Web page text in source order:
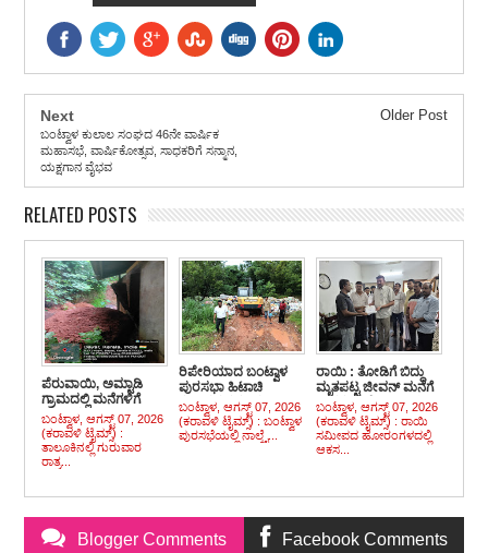
Next
ಬಂಟ್ವಾಳ ಕುಲಾಲ ಸಂಘದ 46ನೇ ವಾರ್ಷಿಕ
ಮಹಾಸಭೆ, ವಾರ್ಷಿಕೋತ್ಸವ, ಸಾಧಕರಿಗೆ ಸನ್ಮಾನ,
ಯಕ್ಷಗಾನ ವೈಭವ
Older Post
RELATED POSTS
ಪೆರುವಾಯಿ, ಅಮ್ಟಾಡಿ
ಗ್ರಾಮದಲ್ಲಿ ಮನೆಗಳಿಗೆ
ಹಾನಿ, ನಷ್ಟ
ಬಂಟ್ವಾಳ, ಆಗಸ್ಟ್ 07, 2026
(ಕರಾವಳಿ ಟೈಮ್ಸ್) :
ತಾಲೂಕಿನಲ್ಲಿ ಗುರುವಾರ
ರಾತ್ರ...
ರಿಪೇರಿಯಾದ ಬಂಟ್ವಾಳ
ಪುರಸಭಾ ಹಿಟಾಚಿ
ಕಂಚಿನಡ್ಕಪದವಿನಲ್ಲಿ
ಚಾಲೂ
ಬಂಟ್ವಾಳ, ಆಗಸ್ಟ್ 07, 2026
(ಕರಾವಳಿ ಟೈಮ್ಸ್) : ಬಂಟ್ವಾಳ
ಪುರಸಭೆಯಲ್ಲಿ ನಾಲ್ಕೈ...
ರಾಯಿ : ತೋಡಿಗೆ ಬಿದ್ದು
ಮೃತಪಟ್ಟ ಜೀವನ್ ಮನೆಗೆ
ಶಾಸಕ ರಾಜೇಶ್ ನಾಯಕ್
ಭೇಟಿ
ಬಂಟ್ವಾಳ, ಆಗಸ್ಟ್ 07, 2026
(ಕರಾವಳಿ ಟೈಮ್ಸ್) : ರಾಯಿ
ಸಮೀಪದ ಹೋರಂಗಳದಲ್ಲಿ
ಆಕಸ...
Blogger Comments Facebook Comments